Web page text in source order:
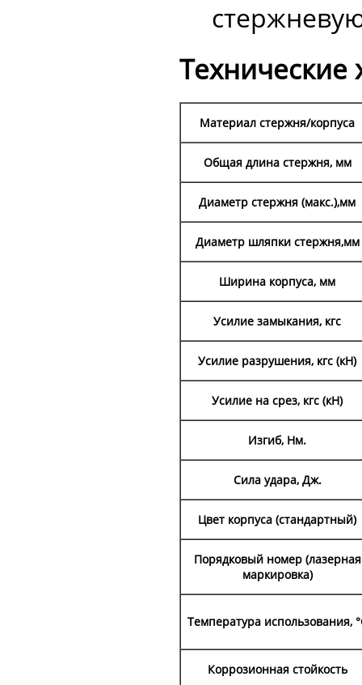
Технические
Материал стержня/корпуса
Общая длина стержня, мм
Диаметр стержня (макс.),мм
Диаметр шляпки стержня,мм
Ширина корпуса, мм
Усилие замыкания, кгс
Усилие разрушения, кгс (кН)
Усилие на срез, кгс (кН)
Изгиб, Нм.
Сила удара, Дж.
Цвет корпуса (стандартный)
Порядковый номер (лазерная
маркировка)
Температура использования,
Коррозионная стойкость